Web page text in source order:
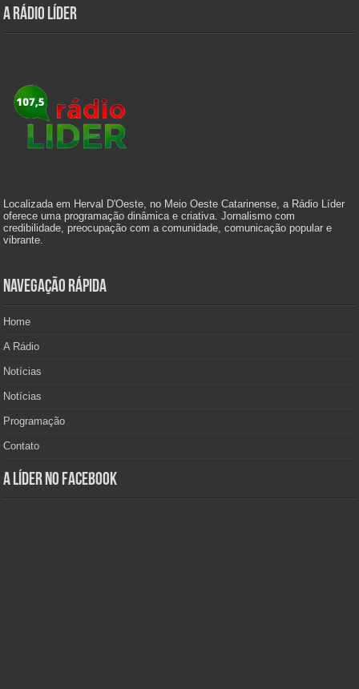
A Rádio Líder
Localizada em Herval D'Oeste, no Meio Oeste Catarinense, a Rádio Líder
oferece uma programação dinâmica e criativa. Jornalismo com
credibilidade, preocupação com a comunidade, comunicação popular e
vibrante.
Navegação Rápida
Home
A Rádio
Notícias
Notícias
Programação
Contato
A Líder no Facebook